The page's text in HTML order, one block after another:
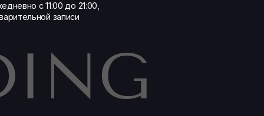
с 11:00 до 21:00,
записи